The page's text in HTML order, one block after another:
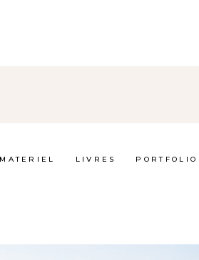
LIVRES PORTFOLIO